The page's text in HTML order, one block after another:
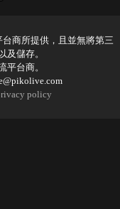
商所提供，且並無將第三
及儲存。
平台商。
policy